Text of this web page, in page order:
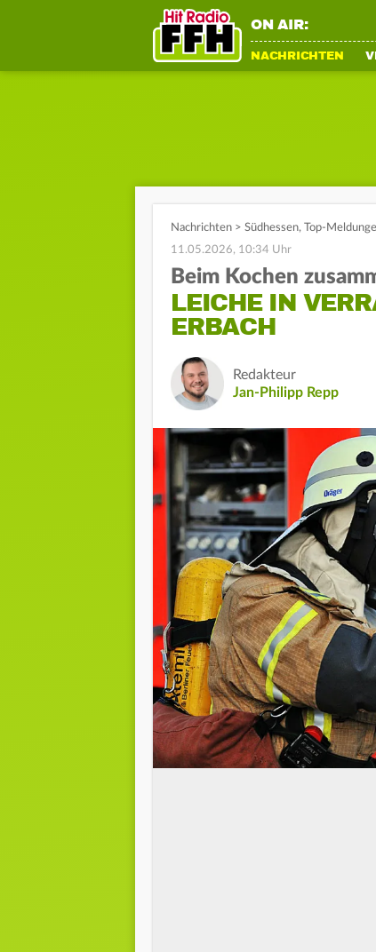
ON AIR:
NACHRICHTEN
Nachrichten > Südhessen, Top-
11.05.2026, 10:34 Uhr
Beim Kochen
LEICHE IN
ERBACH
Redakteur
Jan-Philipp Repp